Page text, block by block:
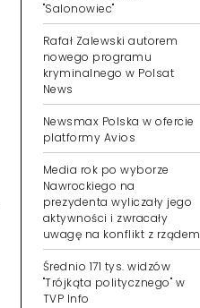
"Salonowiec"
Rafał Zalewski autorem
nowego programu
kryminalnego w Polsat
News
Newsmax Polska w ofercie
platformy Avios
Media rok po wyborze
Nawrockiego na
prezydenta wyliczały jego
aktywności i zwracały
uwagę na konflikt z rządem
Średnio 171 tys. widzów
"Trójkąta politycznego" w
TVP Info